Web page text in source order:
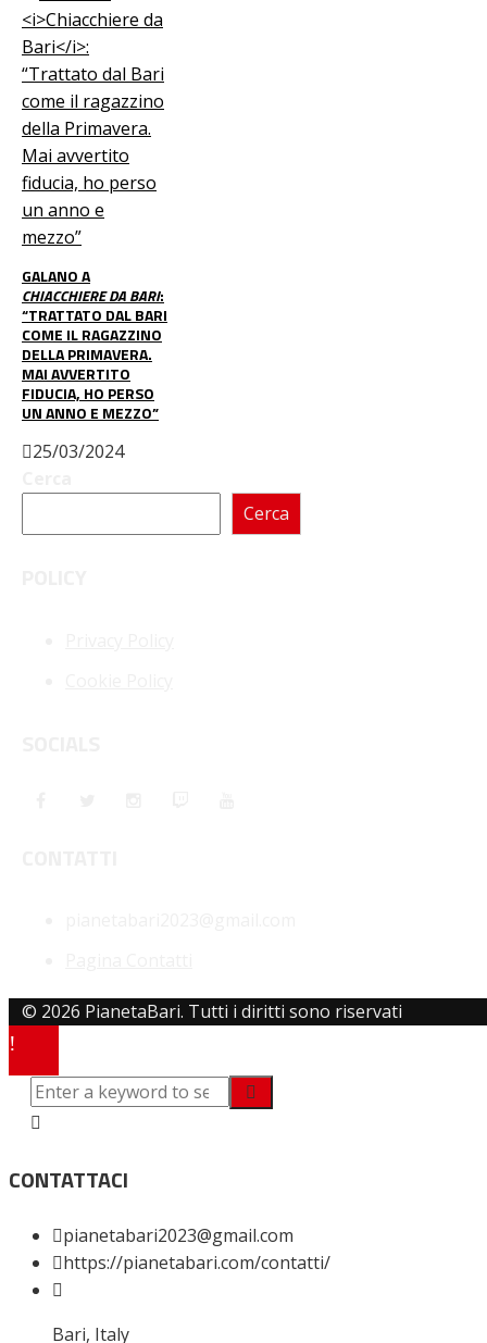
GALANO A
CHIACCHIERE DA BARI:
“TRATTATO DAL BARI
COME IL RAGAZZINO
DELLA PRIMAVERA.
MAI AVVERTITO
FIDUCIA, HO PERSO
UN ANNO E MEZZO”
25/03/2024
Cerca
© 2026 PianetaBari. Tutti i diritti sono riservati
CONTATTACI
pianetabari2023@gmail.com
https://pianetabari.com/contatti/
Bari, Italy